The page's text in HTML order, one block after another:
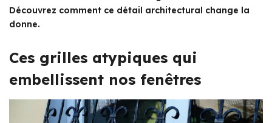
Découvrez comment ce détail architectural change la
donne.
Ces grilles atypiques qui
embellissent nos fenêtres